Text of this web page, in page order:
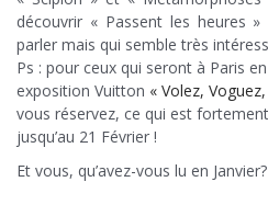
découvrir « Passent les heures
parler mais qui semble très
Ps : pour ceux qui seront à Paris
exposition Vuitton « Volez,
vous réservez, ce qui est
jusqu’au 21 Février !
Et vous, qu’avez-vous lu en Janvier?